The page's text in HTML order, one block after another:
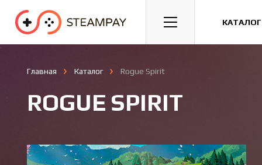
Спорт Гонки Казуальные
Главная Каталог Rogue Spirit
ROGUE SPIRIT